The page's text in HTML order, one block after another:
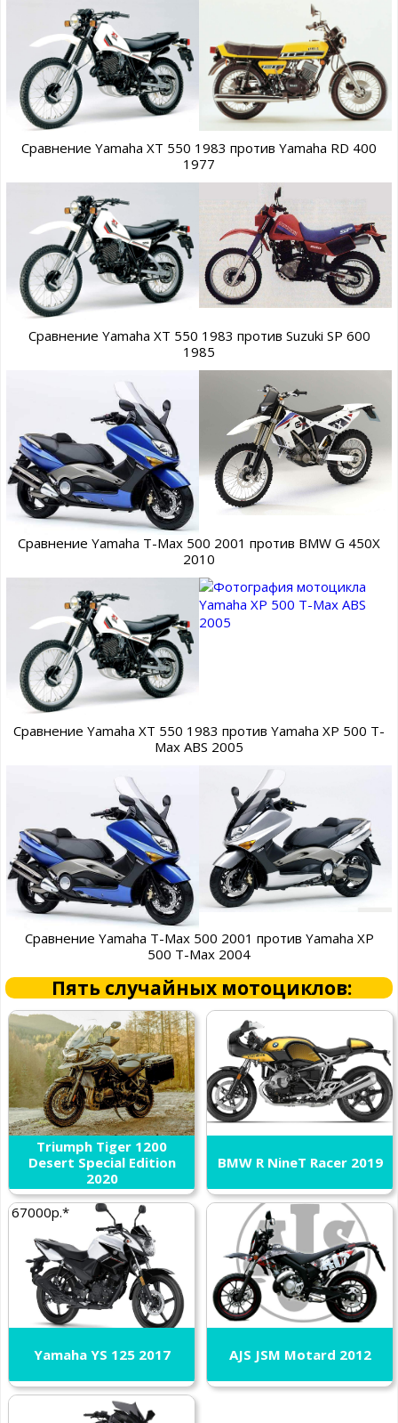
Сравнение Yamaha XT 550 1983 против Yamaha RD 400
1977
Сравнение Yamaha XT 550 1983 против Suzuki SP 600
1985
Сравнение Yamaha T-Max 500 2001 против BMW G 450X
2010
Сравнение Yamaha XT 550 1983 против Yamaha XP 500 T-
Max ABS 2005
Сравнение Yamaha T-Max 500 2001 против Yamaha XP
500 T-Max 2004
Пять случайных мотоциклов:
Triumph Tiger 1200
Desert Special Edition
2020
BMW R NineT Racer 2019
67000р.*
Yamaha YS 125 2017 AJS JSM Motard 2012